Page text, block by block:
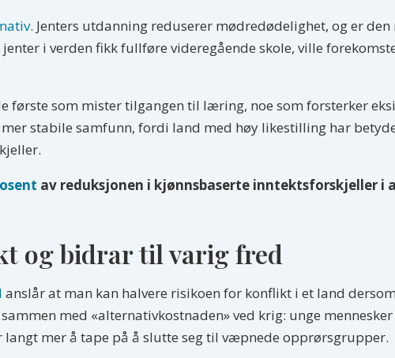
. Jenters utdanning reduserer mødredødelighet, og er
i verden fikk fullføre videregående skole, ville
første som mister tilgangen til læring, noe som forsterker
stabile samfunn, fordi land med høy likestilling har
av reduksjonen i kjønnsbaserte inntektsforskjeller i
og bidrar til varig fred
anslår at man kan halvere risikoen for konflikt i et land
med «alternativkostnaden» ved krig: unge
mer å tape på å slutte seg til væpnede opprørsgrupper.